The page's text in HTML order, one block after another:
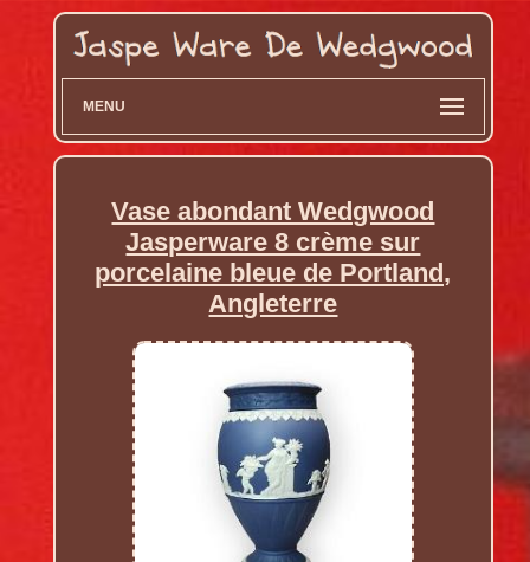
MENU
Vase abondant Wedgwood
Jasperware 8 crème sur
porcelaine bleue de Portland,
Angleterre